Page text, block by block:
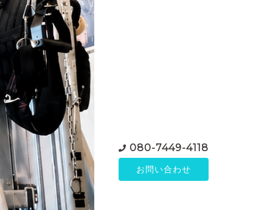
080-7449-4118
お問い合わせ